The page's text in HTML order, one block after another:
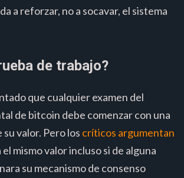
a reforzar, no a socavar, el sistema
de trabajo?
que cualquier examen del
de bitcoin debe comenzar con una
valor. Pero los críticos argumentan
mismo valor incluso si de alguna
su mecanismo de consenso